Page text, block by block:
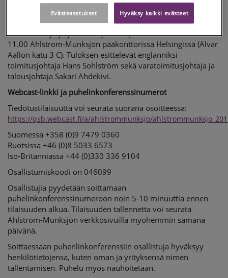
Yhdistetty tiedotustilaisuus, puhelinkonferenssi ja suora
verkkolähetys järjestetään julkaisupäivänä 25.4.2019 klo
11.00 Ahlstrom-Munksjön pääkonttorissa Helsingissä (Alvar
Aallon katu 3 C). Tuloksen esittelevät englanniksi
toimitusjohtaja Hans Sohlström sekä varatoimitusjohtaja ja
talousjohtaja Sakari Ahdekivi.
Webcast-linkki ja puhelinkonferenssinumerot
Tiedotustilaisuutta voi seurata suorana osoitteessa:
https://qsb.webcast.fi/a/ahlstrommunksjo/
Suomessa +358 (0)9 7479 0360
Ruotsissa +46 (0)8 5033 6573
Iso-Britanniassa +44 (0)330 336 9104
Osallistumiskoodi on 046099
Osallistujia pyydetään soittamaan
puhelinkonferenssinumeroon noin 5-10 minuuttia ennen
tilaisuuden alkua. Tilaisuuden tallennetta voi seurata
Ahlstrom-Munksjön verkkosivuilla myöhemmin samana
päivänä.
Soittaessaan puhenlinkonferenssiin osallistuja hyväksyy
henkilötietojensa, kuten oman ja yrityksensä nimen
tallentamisen. Puhelu myös nauhoitetaan.
Hyväksy kaikki evästeet
Evästeasetukset